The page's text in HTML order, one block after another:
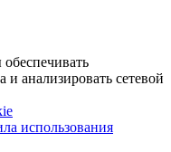
анализировать сетевой
использования